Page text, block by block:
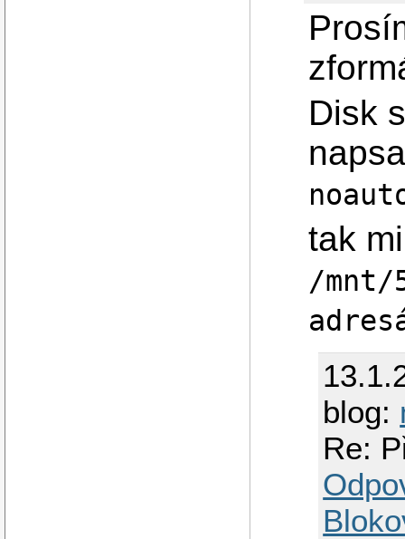
Disk
tak
/mnt/
blog:
Re: